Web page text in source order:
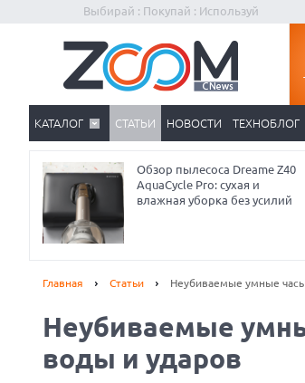
Выбирай : Покупай : Используй
КАТАЛОГ СТАТЬИ НОВОСТИ ТЕХНОБЛОГ
Обзор пылесоса Dreame Z40
AquaCycle Pro: сухая и
влажная уборка без усилий
Главная Статьи Неубиваемые умные
Неубиваемые
воды и ударов